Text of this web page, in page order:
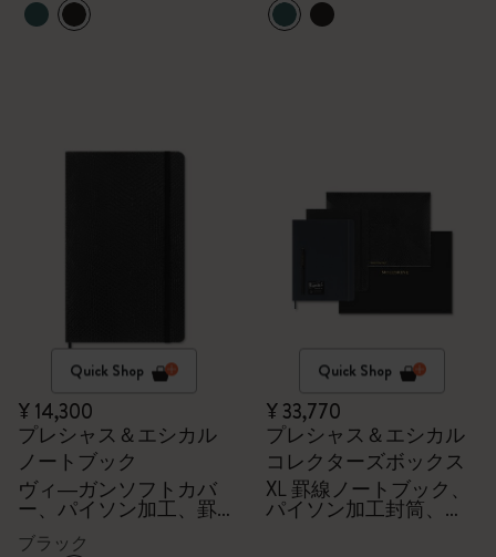
Quick Shop
¥ 14,300
プレシャス＆エシカル
ノートブック
ヴィ―ガンソフトカバ
ー、パイソン加工、罫
線
ブラック
Quick Shop
¥ 33,770
プレシャス＆エシカル
コレクターズボックス
XL 罫線ノートブック、
パイソン加工封筒、